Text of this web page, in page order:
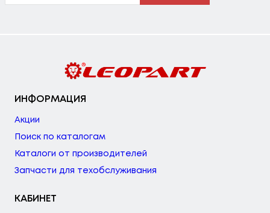
ИНФОРМАЦИЯ
Акции
Поиск по каталогам
Каталоги от производителей
Запчасти для техобслуживания
КАБИНЕТ